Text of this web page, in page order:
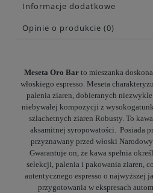
Informacje dodatkowe
Opinie o produkcie (0)
Meseta Oro Barto mieszanka
włoskiego espresso. Meseta
palenia ziaren, dobieranych
niebywałej kompozycji z
szlachetnych ziaren Robusty. To
aksamitnej syropowatości. Posiada
przyznawany przed włoski
Gwarantuje on, że kawa spełnia
selekcji, palenia i pakowania ziaren,
autentycznego espresso o najwyższej
przygotowania w ekspresach